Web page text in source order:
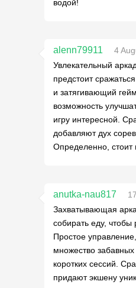
водой!
alenn79911
4
Увлекательный
предстоит
и затягивающий
возможность
игру интересной.
добавляют дух
Определенно, стоит
anutka-nau817
Захватывающая
собирать еду, чтобы
Простое
множество
коротких сессий.
придают экшену